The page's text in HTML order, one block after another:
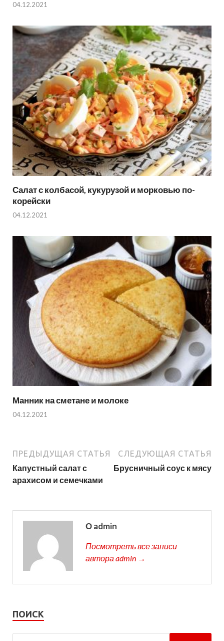
04.12.2021
Салат с колбасой, кукурузой и морковью по-
корейски
04.12.2021
Манник на сметане и молоке
04.12.2021
ПРЕДЫДУЩАЯ СТАТЬЯ
Капустный салат с
арахисом и семечками
СЛЕДУЮЩАЯ СТАТЬЯ
Брусничный соус к мясу
О admin
Посмотреть все записи
автора admin →
ПОИСК